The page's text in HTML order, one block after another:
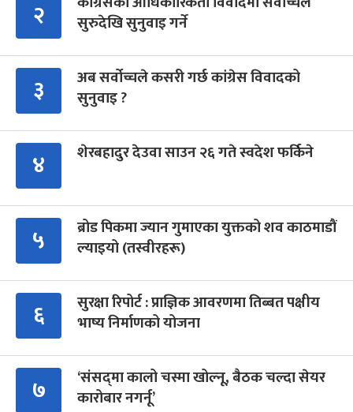
२
सुरुदेखि सुनुवाइ गर्ने
३
अब सर्वोच्चले कसरी गर्छ कांग्रेस विवादको
सुनुवाइ ?
४ शेरबहादुर देउवा साउन २६ गते स्वदेश फर्किने
५
ब्रोड पिकमा ज्यान गुमाएका युक्तको शव काठमाडौं
ल्याइयो (तस्वीरहरू)
६
सुरक्षा रिपोर्ट : प्राज्ञिक आवरणमा तिब्बत पक्षीय
भाष्य निर्माणको योजना
७
‘संसद्‍मा कालो चस्मा खोल्नू, बैठक चल्दा सेयर
कारोबार नगर्नू’